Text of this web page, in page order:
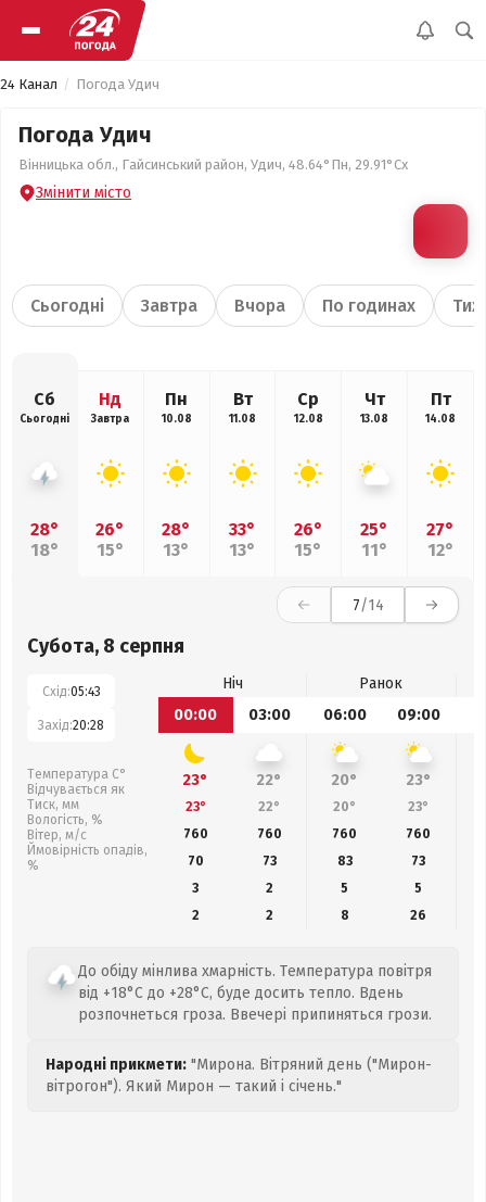
24 Канал Погода Удич
Погода Удич
Вінницька обл., Гайсинський район, Удич, 48.64°Пн, 29.91°Сх
Змінити місто
Сьогодні Завтра Вчора По годинах
Сб
Сьогодні
28°
18°
Нд
Завтра
26°
15°
Пн
10.08
28°
13°
Вт
11.08
33°
13°
Ср
12.08
26°
15°
Чт
13.08
25°
11°
Пт
14.08
27°
12°
7/14
Субота, 8 серпня
Схід:05:43
Захід:20:28
Температура С°
Відчувається як
Тиск, мм
Вологість, %
Вітер, м/с
Ймовірність опадів,
%
Ніч
Ранок
00:00
03:00 06:00 09:00
23° 22° 20° 23°
23° 22° 20° 23°
760
760 760 760
70
73 83 73
3
2 5
5
2
2 8 26
До обіду мінлива хмарність. Температура повітря
від +18°C до +28°C, буде досить тепло. Вдень
розпочнеться гроза. Ввечері припиняться грози.
Народні прикмети: "Мирона. Вітряний день ("Мирон-
вітрогон"). Який Мирон — такий і січень."